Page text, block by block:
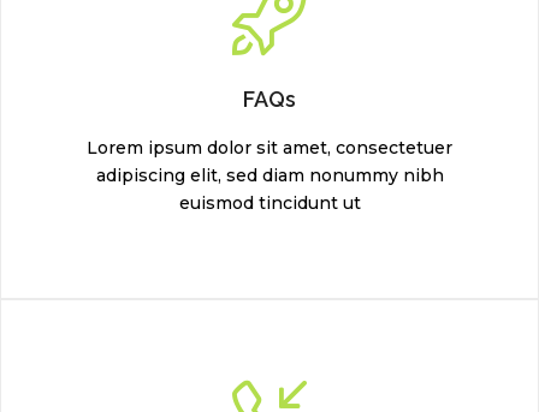
FAQs
Lorem ipsum dolor sit amet, consectetuer
adipiscing elit, sed diam nonummy nibh
euismod tincidunt ut